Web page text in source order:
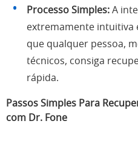
Processo Simples: A
extremamente intuitiva
que qualquer pessoa,
técnicos, consiga
rápida.
Passos Simples Para
com Dr. Fone